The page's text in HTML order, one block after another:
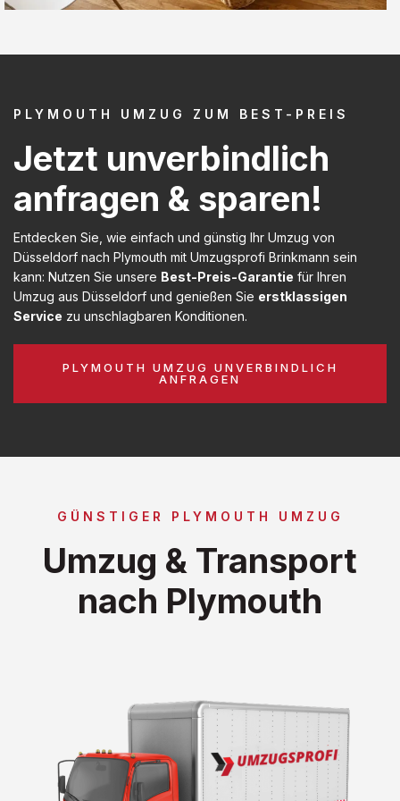
PLYMOUTH UMZUG ZUM BEST-PREIS
Jetzt unverbindlich
anfragen & sparen!
Entdecken Sie, wie einfach und günstig Ihr Umzug von
Düsseldorf nach Plymouth mit Umzugsprofi Brinkmann sein
kann: Nutzen Sie unsere Best-Preis-Garantie für Ihren
Umzug aus Düsseldorf und genießen Sie erstklassigen
Service zu unschlagbaren Konditionen.
PLYMOUTH UMZUG UNVERBINDLICH
ANFRAGEN
GÜNSTIGER PLYMOUTH UMZUG
Umzug & Transport
nach Plymouth